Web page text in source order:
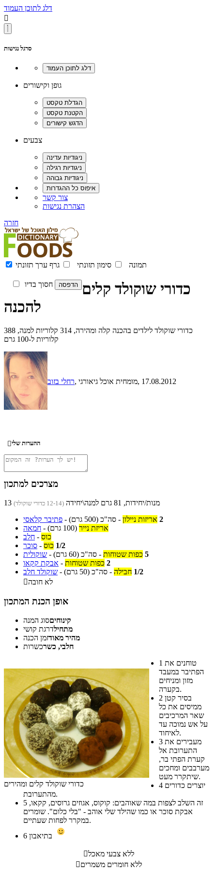
דלג לתוכן העמוד

סרגל נגישות
גופן וקישורים
צבעים
צור קשר
הצהרת נגישות
חזרה
תמונה סימון תזונתי גרף ערך תזונתי
חסוך בדיו
כדורי שוקולד קלים
להכנה
כדורי שוקולד לילדים בהכנה קלה ומהירה, 314 קלוריות למנה, 388
קלוריות ל-100 גרם
רחלי בזוב , מומחית אוכל גיאורגי, 17.08.2012
ההערות שלי
מצרכים למתכון
13 מנות/יחידות, 81 גרם למנה\יחידה (12-14 כדורי שוקולד)
פתיבר קלאסי - 2 אריזות ניילון - סה"כ (500 גרם)
חמאה - אריזת נייר (100 גרם)
חלב - כוס
סוכר - 1/2 כוס
שוקולית - 5 כפות שטוחות - סה"כ (60 גרם)
אבקת קקאו - 2 כפות שטוחות
שוקולד חלב - 1/2 חבילה - סה"כ (50 גרם)
לא חובה
אופן הכנת המתכון
קינוחיםסוג המנה
מתחילדרגת קושי
מהיר מאודזמן הכנה
חלבי, כשרכשרות
כדורי שוקולד קלים ומהירים
1
הפתיבר במעבד
מזון ומניחים
בקערה.
2
ממיסים את כל
שאר המרכיבים
על אש נמוכה עד
לאיחוד.
3
התערובת אל
קערת הפתי בר,
מערבבים ומחכים
שיתקרר מעט.
4
מהתערובת.
5
אבקת סוכר או כמו שהילד שלי אוהב - "בלי כלום". שומרים
במקרר לפחות שעתיים.
6
ללא צבעי מאכל
ללא חומרים משמרים